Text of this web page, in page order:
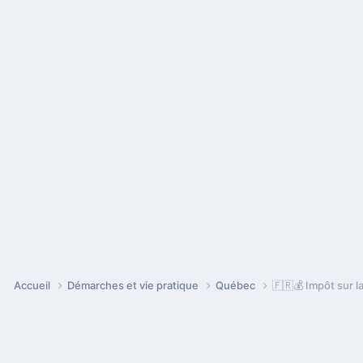
Accueil Démarches et vie pratique Québec 🇫🇷💰 Impôt sur